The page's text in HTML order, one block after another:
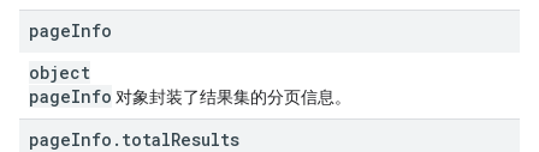
pageInfo
object
pageInfo 对象封装了结果集的分页信息。
pageInfo . totalResults